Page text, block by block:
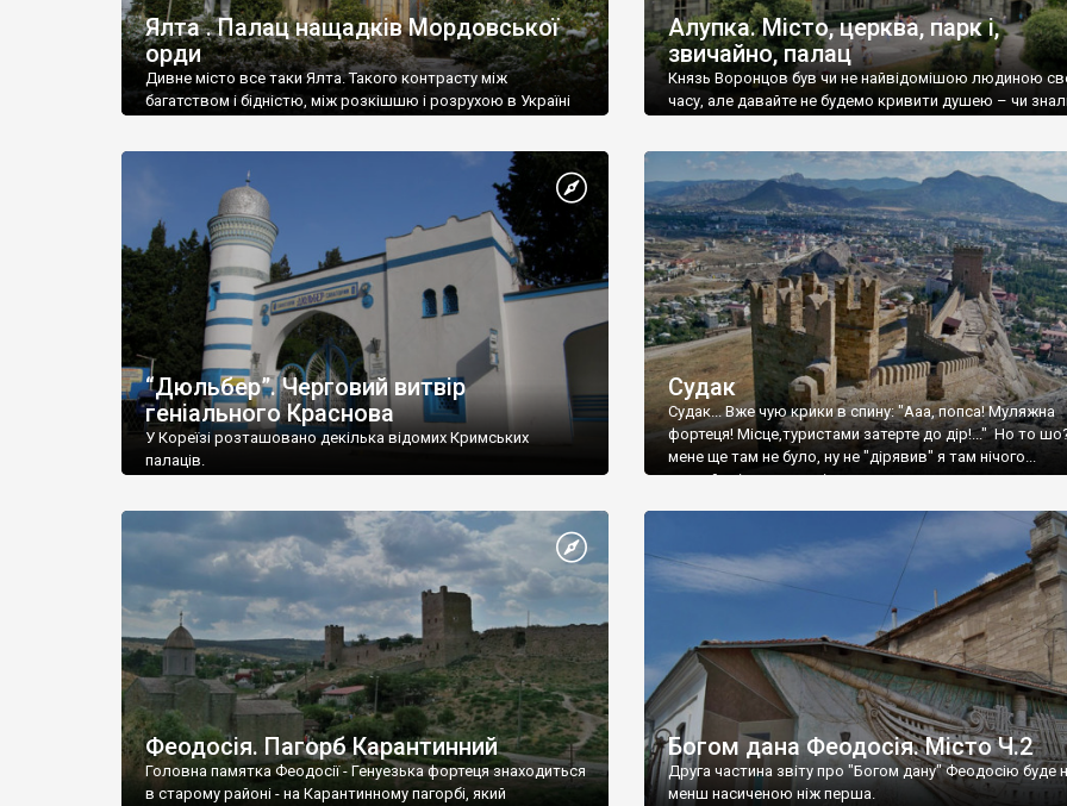
Ялта . Палац нащадків Мордовської
орди
Дивне місто все таки Ялта. Такого контрасту між
багатством і бідністю, між розкішшю і розрухою в Україні
Алупка. Місто, церква, парк і,
звичайно, палац
Князь Воронцов був чи не найвідомішою людиною
часу, але давайте не будемо кривити душею – чи
“Дюльбер”. Черговий витвір
геніального Краснова
У Кореїзі розташовано декілька відомих Кримських
палаців.
Судак
Судак... Вже чую крики в спину: "Ааа, попса! Муляжна
фортеця! Місце,туристами затерте до дір!..." Но то
мене ще там не було, ну не "дірявив" я там нічого...
принаймні до цього літа.
Феодосія. Пагорб Карантинний
Головна памятка Феодосії - Генуезька фортеця знаходиться
в старому районі - на Карантинному пагорбі, який
Богом дана Феодосія. Місто Ч.2
Друга частина звіту про "Богом дану" Феодосію буде
менш насиченою ніж перша.